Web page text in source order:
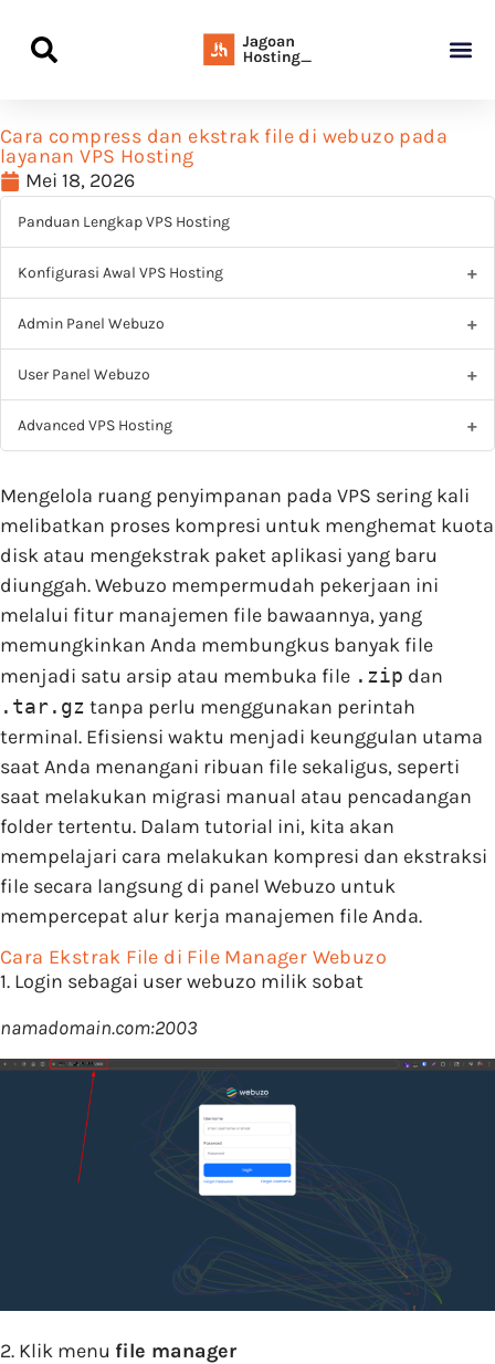
Cara compress dan ekstrak file di webuzo pada
layanan VPS Hosting
Mei 18, 2026
Panduan Lengkap VPS Hosting
Konfigurasi Awal VPS Hosting
Admin Panel Webuzo
User Panel Webuzo
Advanced VPS Hosting
Mengelola ruang penyimpanan pada VPS sering kali
melibatkan proses kompresi untuk menghemat kuota
disk atau mengekstrak paket aplikasi yang baru
diunggah. Webuzo mempermudah pekerjaan ini
melalui fitur manajemen file bawaannya, yang
memungkinkan Anda membungkus banyak file
menjadi satu arsip atau membuka file .zip dan
.tar.gz tanpa perlu menggunakan perintah
terminal. Efisiensi waktu menjadi keunggulan utama
saat Anda menangani ribuan file sekaligus, seperti
saat melakukan migrasi manual atau pencadangan
folder tertentu. Dalam tutorial ini, kita akan
mempelajari cara melakukan kompresi dan ekstraksi
file secara langsung di panel Webuzo untuk
mempercepat alur kerja manajemen file Anda.
Cara Ekstrak File di File Manager Webuzo
1. Login sebagai user webuzo milik sobat
namadomain.com:2003
2. Klik menu file manager